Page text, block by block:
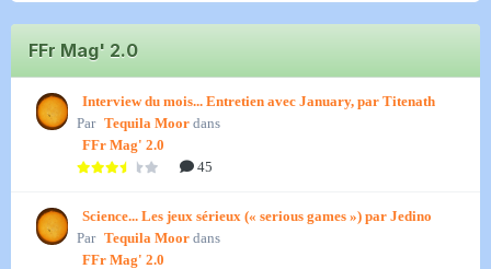
FFr Mag' 2.0
Interview du mois... Entretien avec January, par Titenath
Par Tequila Moor dans
FFr Mag' 2.0
45
Science... Les jeux sérieux (« serious games ») par Jedino
Par Tequila Moor dans
FFr Mag' 2.0